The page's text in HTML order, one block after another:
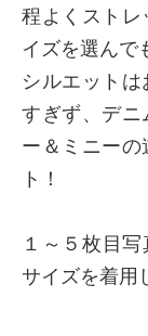
程よくストレ
イズを選んで
シルエット
すぎず、デニ
ー＆ミニー
ト！
１～５枚目
サイズを着用